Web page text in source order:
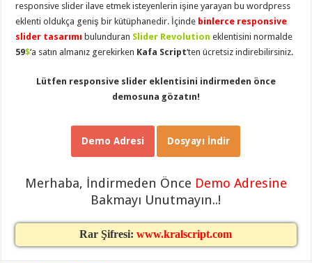
taşımacılık
gaziantep
evden
taşımacılık,
taşımacılık,
organizasyon,
organizasyon,
organizasyon,
responsive slider ilave etmek isteyenlerin işine yarayan bu wordpress
eklenti oldukça geniş bir kütüphanedir. İçinde binlerce responsive
slider tasarımı bulunduran Slider Revolution eklentisini normalde
59$‘a satın almanız gerekirken Kafa Script‘ten ücretsiz indirebilirsiniz.
Lütfen responsive slider eklentisini indirmeden önce
demosuna gözatın!
Demo Adresi Dosyayı İndir
Merhaba, İndirmeden Önce Demo Adresine
Bakmayı Unutmayın..!
Rar Şifresi:www.kralscript.com